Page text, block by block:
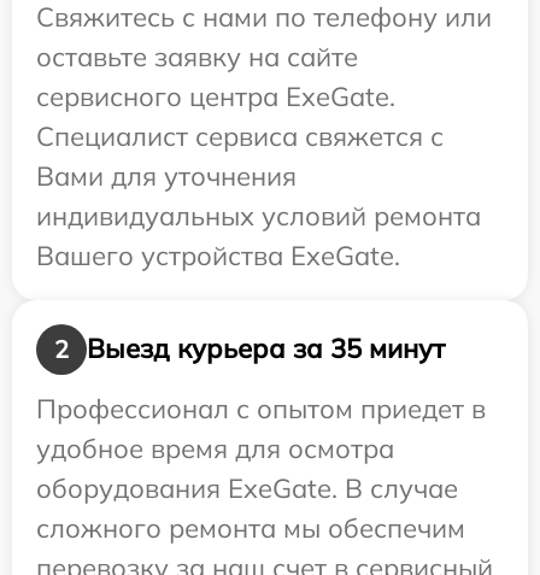
Свяжитесь с нами по телефону или
оставьте заявку на сайте
сервисного центра ExeGate.
Специалист сервиса свяжется с
Вами для уточнения
индивидуальных условий ремонта
Вашего устройства ExeGate.
2
Выезд курьера за 35 минут
Профессионал с опытом приедет в
удобное время для осмотра
оборудования ExeGate. В случае
сложного ремонта мы обеспечим
перевозку за наш счет в сервисный